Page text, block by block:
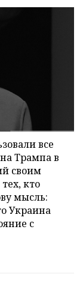
все
Трампа в
своим
кто
мысль:
Украина
с